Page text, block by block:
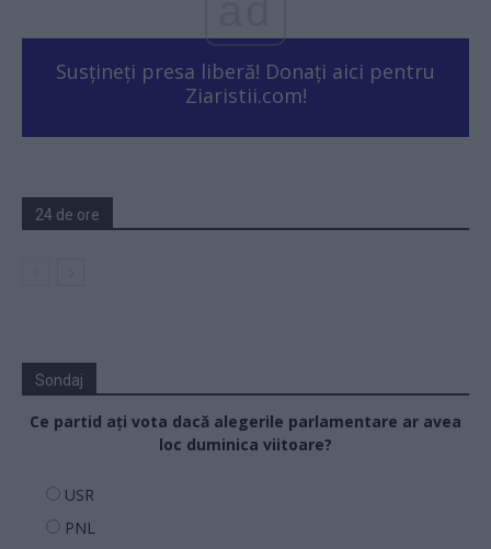
Susțineți presa liberă! Donați aici pentru
Ziaristii.com!
24 de ore
Sondaj
Ce partid ați vota dacă alegerile parlamentare ar avea
loc duminica viitoare?
USR
PNL